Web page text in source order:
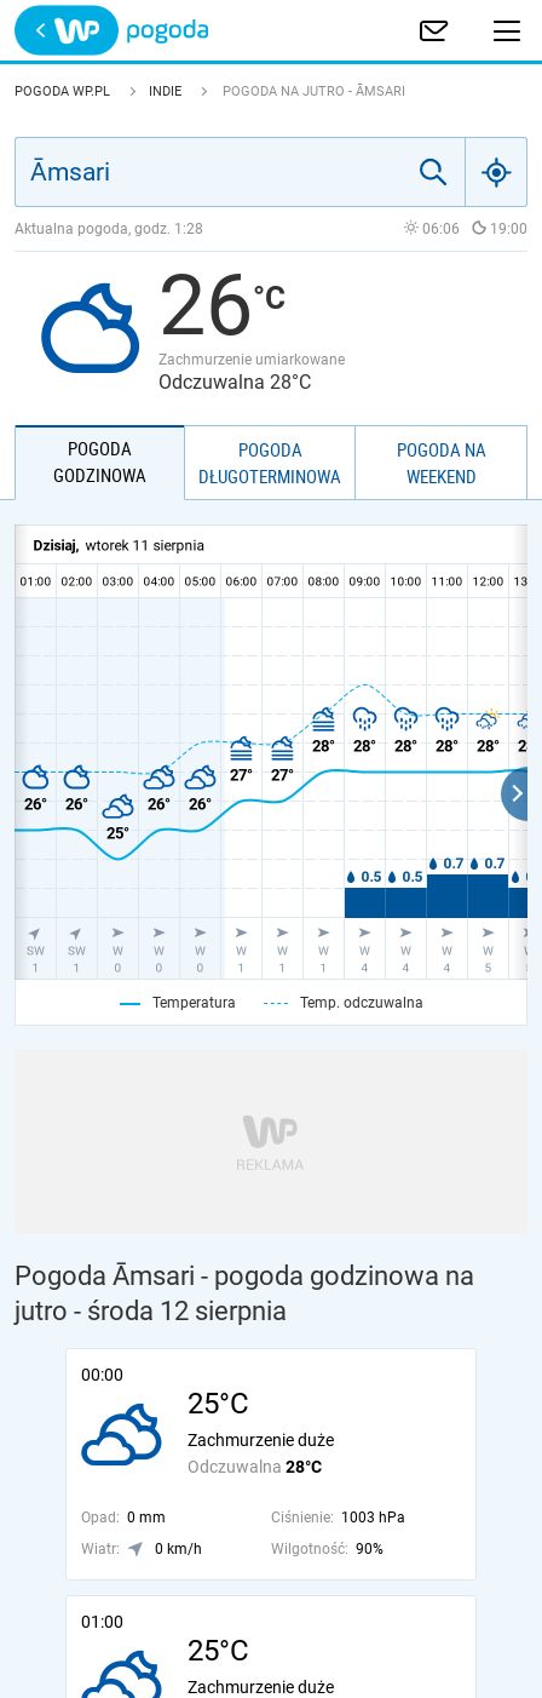
Trwa ładowanie
POLSKA
JAKOŚĆ POWIETRZA
POGODA WP.PL INDIE POGODA NA JUTRO - ĀMSARI
Aktualna pogoda, godz. 1:28 06:06 19:00
26
Zachmurzenie umiarkowane
Odczuwalna 28°C
POGODA
GODZINOWA
POGODA
DŁUGOTERMINOWA
POGODA NA
WEEKEND
Temperatura Temp. odczuwalna
Pogoda Āmsari - pogoda godzinowa na
jutro - środa 12 sierpnia
00:00
25°C
Odczuwalna 28°C
Zachmurzenie duże
Opad: 0 mm Ciśnienie: 1003 hPa
Wiatr:
0 km/h Wilgotność: 90%
01:00
25°C
Zachmurzenie duże